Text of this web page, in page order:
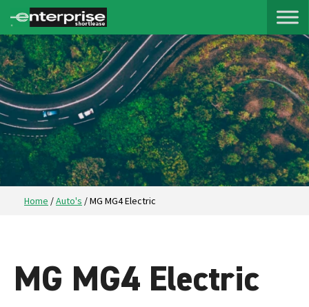
Home /Auto's /MG MG4 Electric
MG MG4 Electric